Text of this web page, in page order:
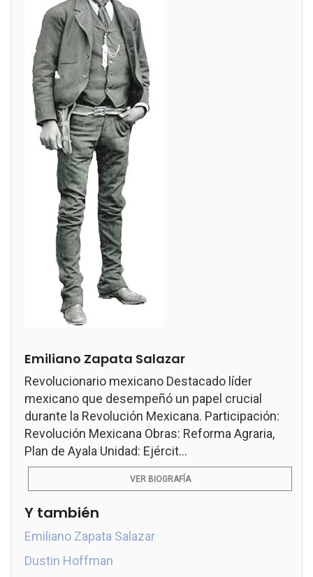
Emiliano Zapata Salazar
Revolucionario mexicano Destacado líder
mexicano que desempeñó un papel crucial
durante la Revolución Mexicana. Participación:
Revolución Mexicana Obras: Reforma Agraria,
Plan de Ayala Unidad: Ejércit...
VER BIOGRAFÍA
Y también
Emiliano Zapata Salazar
Dustin Hoffman